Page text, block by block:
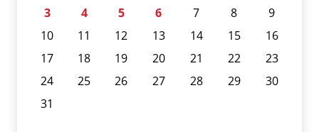
3
4 5 6 7 8
9
10
11 12 13 14 15
16
17
18 19 20 21 22
23
24
25 26 27 28 29
30
31